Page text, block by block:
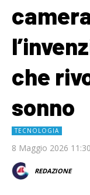
che
sonno
TECNOLOGIA
8 Maggio 2026 11:30
REDAZIONE